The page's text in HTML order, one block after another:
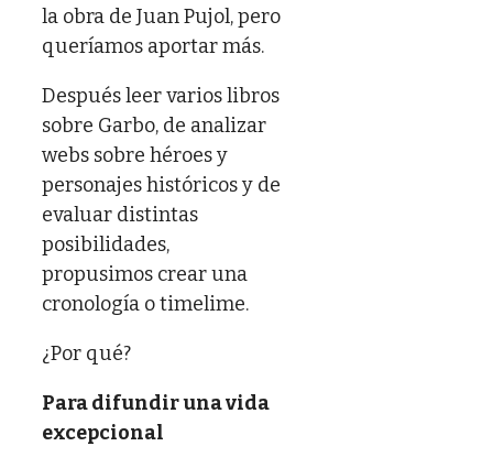
la obra de Juan Pujol, pero
queríamos aportar más.
Después leer varios libros
sobre Garbo, de analizar
webs sobre héroes y
personajes históricos y de
evaluar distintas
posibilidades,
propusimos crear una
cronología o timelime.
¿Por qué?
Para difundir una vida
excepcional